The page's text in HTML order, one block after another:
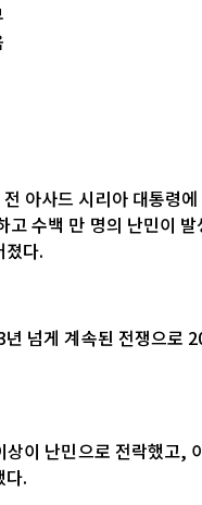
: 일부
: 없음 ● 예
아사드 시리아 대통령
고 수백 만 명의 난민이
졌다.
년 넘게 계속된 전쟁으로
상이 난민으로 전락했고,
다.